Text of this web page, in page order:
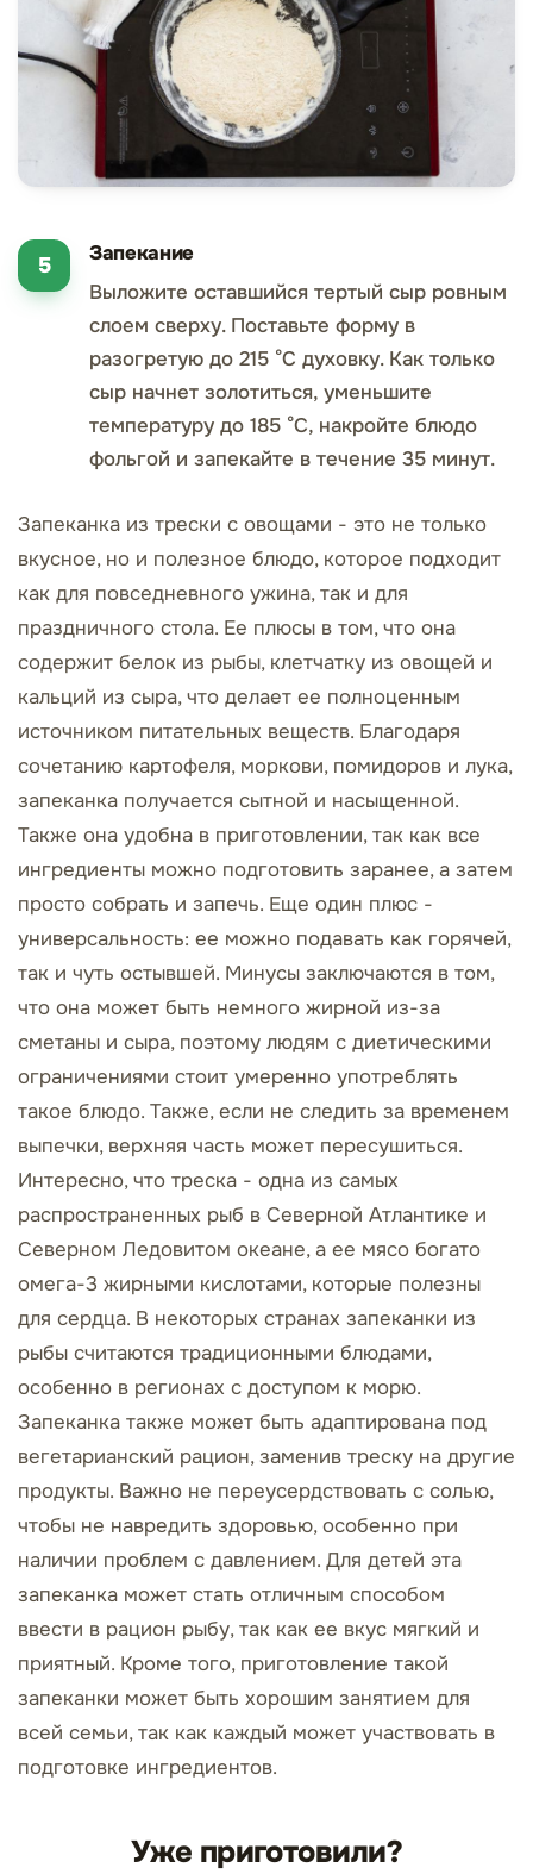
Запекание
Выложите оставшийся тертый сыр ровным
слоем сверху. Поставьте форму в
разогретую до 215 °C духовку. Как только
сыр начнет золотиться, уменьшите
температуру до 185 °C, накройте блюдо
фольгой и запекайте в течение 35 минут.
Запеканка из трески с овощами - это не только
вкусное, но и полезное блюдо, которое подходит
как для повседневного ужина, так и для
праздничного стола. Ее плюсы в том, что она
содержит белок из рыбы, клетчатку из овощей и
кальций из сыра, что делает ее полноценным
источником питательных веществ. Благодаря
сочетанию картофеля, моркови, помидоров и лука,
запеканка получается сытной и насыщенной.
Также она удобна в приготовлении, так как все
ингредиенты можно подготовить заранее, а затем
просто собрать и запечь. Еще один плюс -
универсальность: ее можно подавать как горячей,
так и чуть остывшей. Минусы заключаются в том,
что она может быть немного жирной из-за
сметаны и сыра, поэтому людям с диетическими
ограничениями стоит умеренно употреблять
такое блюдо. Также, если не следить за временем
выпечки, верхняя часть может пересушиться.
Интересно, что треска - одна из самых
распространенных рыб в Северной Атлантике и
Северном Ледовитом океане, а ее мясо богато
омега-3 жирными кислотами, которые полезны
для сердца. В некоторых странах запеканки из
рыбы считаются традиционными блюдами,
особенно в регионах с доступом к морю.
Запеканка также может быть адаптирована под
вегетарианский рацион, заменив треску на другие
продукты. Важно не переусердствовать с солью,
чтобы не навредить здоровью, особенно при
наличии проблем с давлением. Для детей эта
запеканка может стать отличным способом
ввести в рацион рыбу, так как ее вкус мягкий и
приятный. Кроме того, приготовление такой
запеканки может быть хорошим занятием для
всей семьи, так как каждый может участвовать в
подготовке ингредиентов.
Уже приготовили?